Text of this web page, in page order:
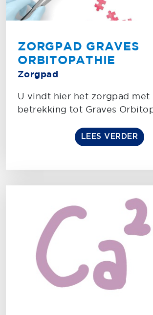
ZORGPAD GRAVES
ORBITOPATHIE
Zorgpad
U vindt hier het zorgpad met
betrekking tot Graves
LEES VERDER